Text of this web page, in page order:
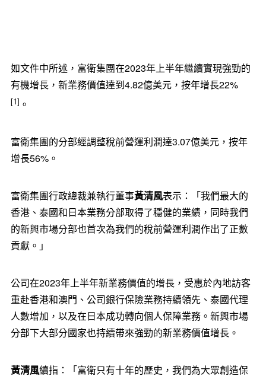
如文件中所述，富衛集團在2023年上半年繼續實現強勁的
有機增長，新業務價值達到4.82億美元，按年增長22%
[1] 。
富衛集團的分部經調整稅前營運利潤達3.07億美元，按年
增長56%。
富衛集團行政總裁兼執行董事黃清風表示：「我們最大的
香港、泰國和日本業務分部取得了穩健的業績，同時我們
的新興市場分部也首次為我們的稅前營運利潤作出了正數
貢獻。」
公司在2023年上半年新業務價值的增長，受惠於內地訪客
重赴香港和澳門、公司銀行保險業務持續領先、泰國代理
人數增加，以及在日本成功轉向個人保障業務。新興市場
分部下大部分國家也持續帶來強勁的新業務價值增長。
黃清風續指：「富衛只有十年的歷史，我們為大眾創造保